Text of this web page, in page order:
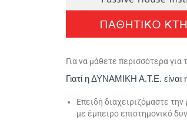
Για να μάθετε περισσότερα για
Γιατί η ΔΥΝΑΜΙΚΗ Α.Τ.Ε. είναι
Επειδή διαχειριζόμαστε
με έμπειρο επιστημονικό